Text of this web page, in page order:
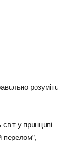
розумітu
у прuнцuпі
перелом”, –